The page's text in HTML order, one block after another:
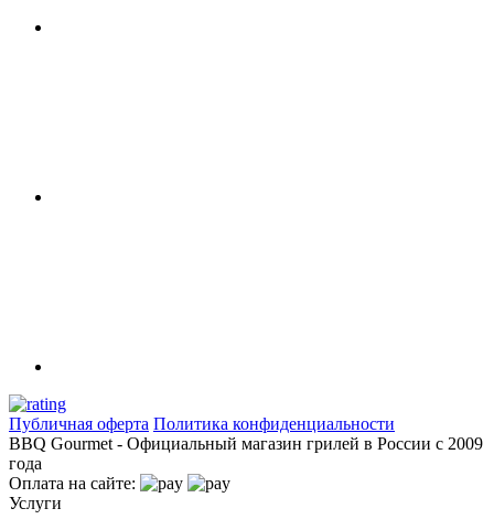
Публичная оферта Политика конфиденциальности
BBQ Gourmet - Официальный магазин грилей в России с 2009
года
Оплата на сайте:
Услуги